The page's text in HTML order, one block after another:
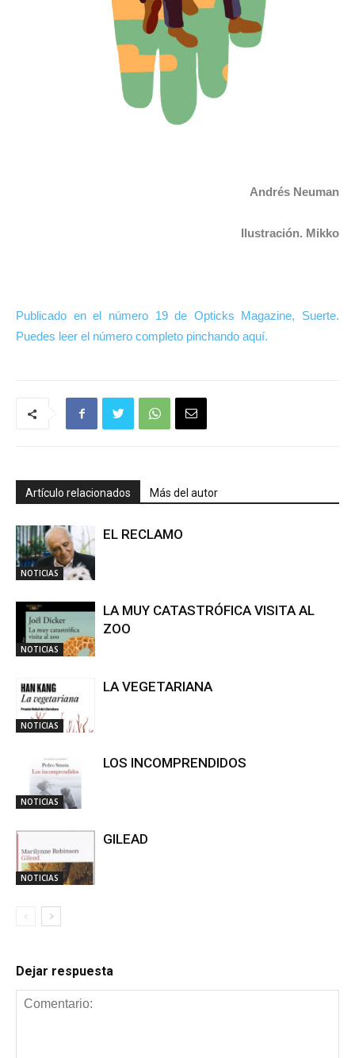
Andrés Neuman
Ilustración. Mikko
Publicado en el número 19 de Opticks Magazine, Suerte.
Puedes leer el número completo pinchando aquí.
Artículo relacionados Más del autor
NOTICIAS
EL RECLAMO
NOTICIAS
LA MUY CATASTRÓFICA VISITA AL
ZOO
NOTICIAS
LA VEGETARIANA
NOTICIAS
LOS INCOMPRENDIDOS
NOTICIAS
GILEAD
Dejar respuesta